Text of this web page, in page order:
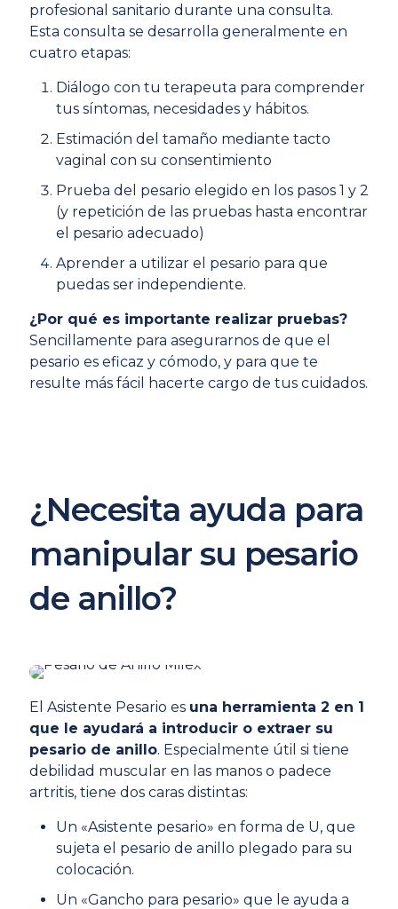
profesional sanitario durante una consulta.
Esta consulta se desarrolla generalmente en
cuatro etapas:
Diálogo con tu terapeuta para comprender
tus síntomas, necesidades y hábitos.
Estimación del tamaño mediante tacto
vaginal con su consentimiento
Prueba del pesario elegido en los pasos 1 y 2
(y repetición de las pruebas hasta encontrar
el pesario adecuado)
Aprender a utilizar el pesario para que
puedas ser independiente.
¿Por qué es importante realizar pruebas?
Sencillamente para asegurarnos de que el
pesario es eficaz y cómodo, y para que te
resulte más fácil hacerte cargo de tus cuidados.
¿Necesita ayuda para
manipular su pesario
de anillo?
El Asistente Pesario es una herramienta 2 en 1
que le ayudará a introducir o extraer su
pesario de anillo. Especialmente útil si tiene
debilidad muscular en las manos o padece
artritis, tiene dos caras distintas:
Un «Asistente pesario» en forma de U, que
sujeta el pesario de anillo plegado para su
colocación.
Un «Gancho para pesario» que le ayuda a